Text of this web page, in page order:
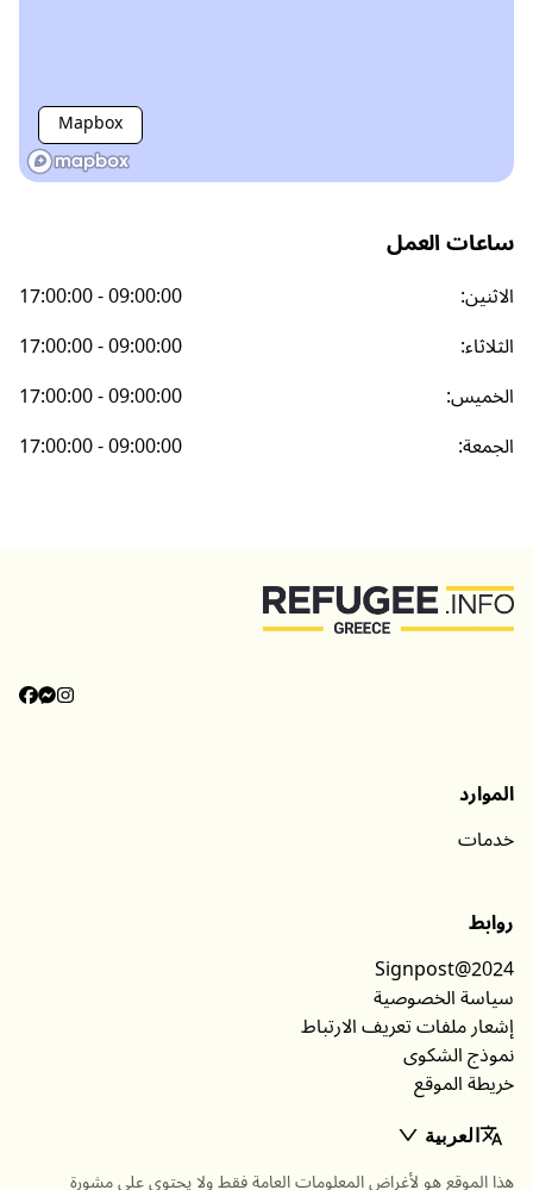
Mapbox
ساعات العمل
الاثنين:
17:00:00 - 09:00:00
الثلاثاء:
17:00:00 - 09:00:00
الخميس:
17:00:00 - 09:00:00
الجمعة:
17:00:00 - 09:00:00
الموارد
خدمات
روابط
Signpost@2024
سياسة الخصوصية
إشعار ملفات تعريف الارتباط
نموذج الشكوى
خريطة الموقع
العربية
هذا الموقع هو لأغراض المعلومات العامة فقط ولا يحتوي على مشورة